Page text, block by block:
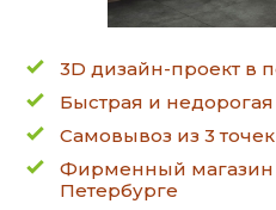
3D дизайн-проект в
Быстрая и недорогая
Самовывоз из 3
Фирменный магазин
Петербурге